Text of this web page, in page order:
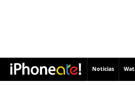
Noticias